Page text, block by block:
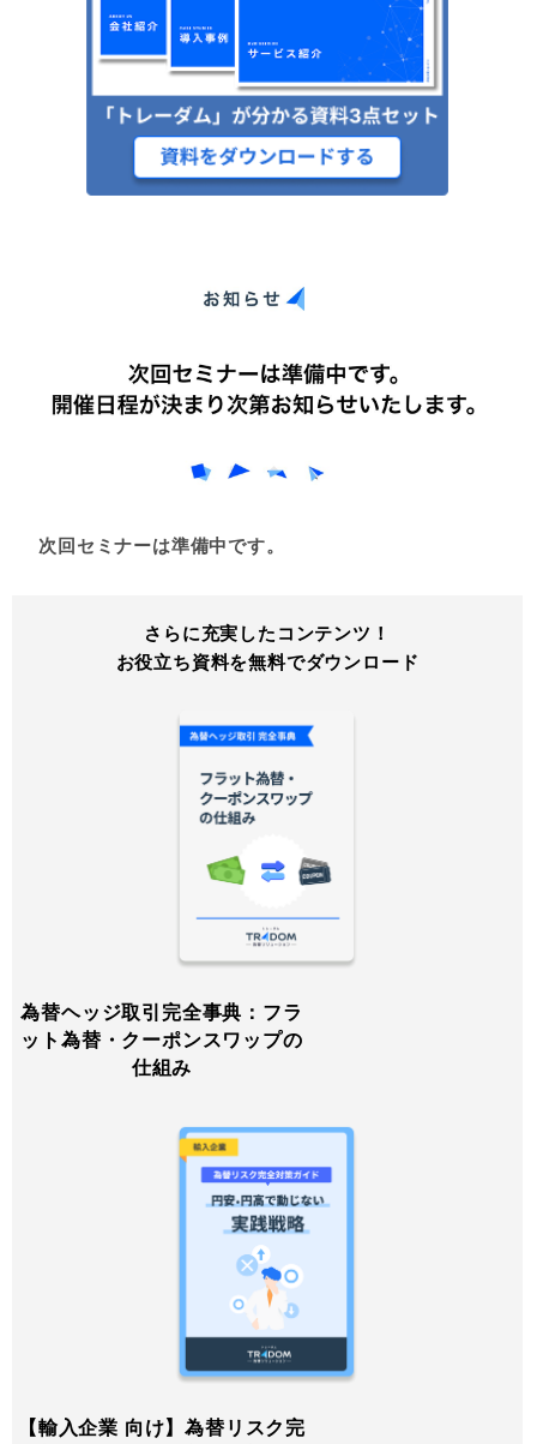
次回セミナーは準備中です。
さらに充実したコンテンツ！
お役立ち資料を無料でダウンロード
為替ヘッジ取引完全事典：フラ
ット為替・クーポンスワップの
仕組み
【輸入企業 向け】為替リスク完